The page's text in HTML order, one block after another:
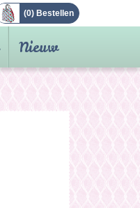
(0) Bestellen
Nieuw